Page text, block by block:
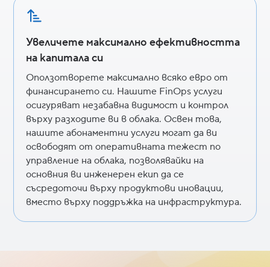
Увеличете максимално ефективността
на капитала си
Оползотворете максимално всяко евро от
финансирането си. Нашите FinOps услуги
осигуряват незабавна видимост и контрол
върху разходите ви в облака. Освен това,
нашите абонаментни услуги могат да ви
освободят от оперативната тежест по
управление на облака, позволявайки на
основния ви инженерен екип да се
съсредоточи върху продуктови иновации,
вместо върху поддръжка на инфраструктура.